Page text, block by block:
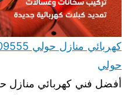
حولي
أفضل فني كهربائي منازل